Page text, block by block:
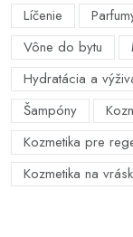
Líčenie
Vône do bytu
Hydratácia a
Šampóny
Kozmetika pre
Kozmetika na